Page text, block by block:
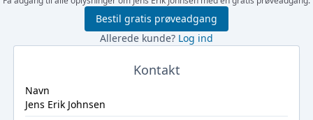
Bestil gratis prøveadgang
Allerede kunde? Log ind
Kontakt
Navn
Jens Erik Johnsen